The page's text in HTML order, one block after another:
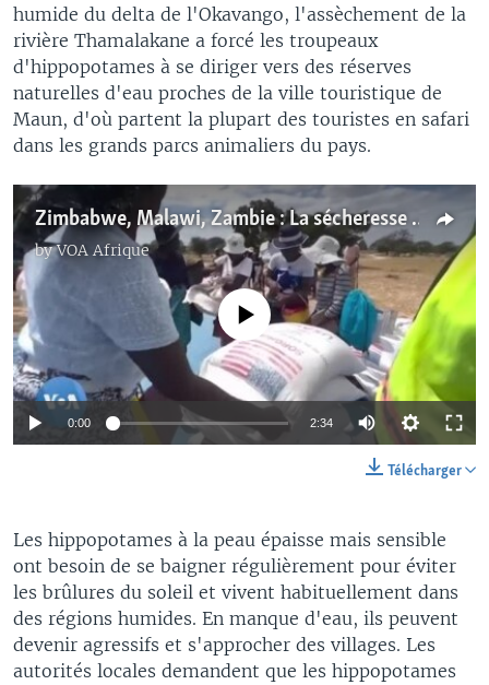
humide du delta de l'Okavango, l'assèchement de la
rivière Thamalakane a forcé les troupeaux
d'hippopotames à se diriger vers des réserves
naturelles d'eau proches de la ville touristique de
Maun, d'où partent la plupart des touristes en safari
dans les grands parcs animaliers du pays.
Zimbabwe, Malawi, Zambie : La sécheresse aggrave la crise alimentaire en Afrique australe
byVOA Afrique
No media source currently available
0:00 2:34
Télécharger
Les hippopotames à la peau épaisse mais sensible
ont besoin de se baigner régulièrement pour éviter
les brûlures du soleil et vivent habituellement dans
des régions humides. En manque d'eau, ils peuvent
devenir agressifs et s'approcher des villages. Les
autorités locales demandent que les hippopotames